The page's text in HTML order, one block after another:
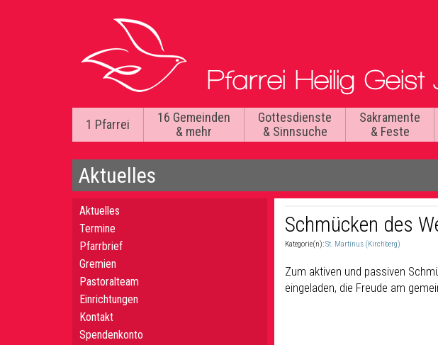
1 Pfarrei
16 Gemeinden
& mehr
Gottesdienste
& Sinnsuche
Sakramente
& Feste
Aktuelles
Schmücken des
Kategorie(n):St. Martinus (Kirchberg)
Zum aktiven und passiven
eingeladen, die Freude am
Aktuelles
Termine
Pfarrbrief
Gremien
Pastoralteam
Einrichtungen
Kontakt
Spendenkonto